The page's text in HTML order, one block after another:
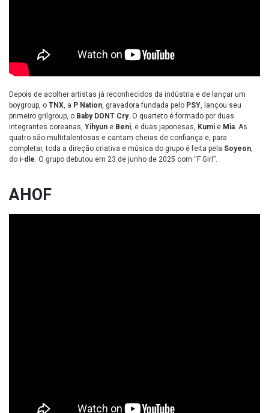
Depois de acolher artistas já reconhecidos da indústria e de lançar um
boygroup, o TNX, a P Nation, gravadora fundada pelo PSY, lançou seu
primeiro grilgroup, o Baby DONT Cry. O quarteto é formado por duas
integrantes coreanas, Yihyun e Beni, e duas japonesas, Kumi e Mia. As
quatro são multitalentosas e cantam cheias de confiança e, para
completar, toda a direção criativa e música do grupo é feita pela Soyeon,
do i-dle. O grupo debutou em 23 de junho de 2025 com “F Girl”.
AHOF